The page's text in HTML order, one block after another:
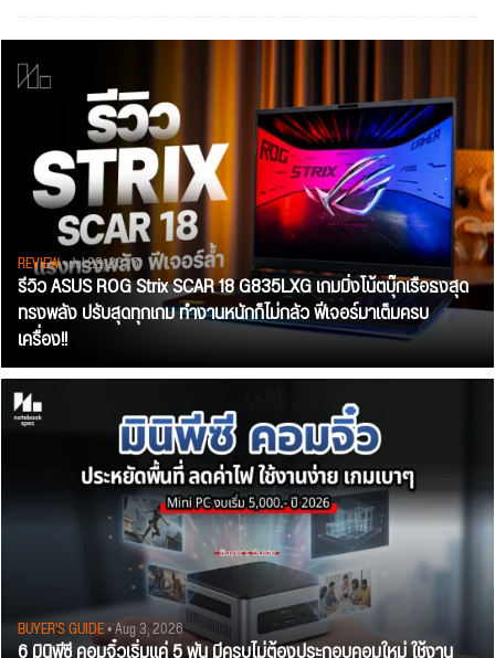
REVIEW• Jul 28, 2026
รีวิว ASUS ROG Strix SCAR 18 G835LXG เกมมิ่งโน้ตบุ๊กเรือธงสุด
ทรงพลัง ปรับสุดทุกเกม ทำงานหนักก็ไม่กลัว ฟีเจอร์มาเต็มครบ
เครื่อง!!
BUYER'S GUIDE• Aug 3, 2026